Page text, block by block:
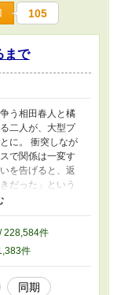
105
まで
う相田春人と橘
二人が、大型プ
に。 衝突しなが
で関係は一変す
を告げると、返
だった」という
人は、社内では
人という、甘く
る。不器用な二
ー。
228,584件
件
同期